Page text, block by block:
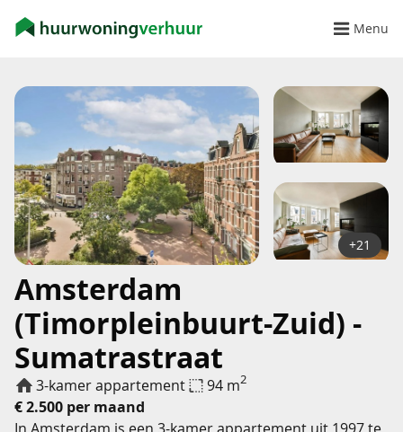
Menu
Amsterdam
(Timorpleinbuurt-Zuid) -
Sumatrastraat
3-kamer appartement 94 m2
€ 2.500 per maand
+21